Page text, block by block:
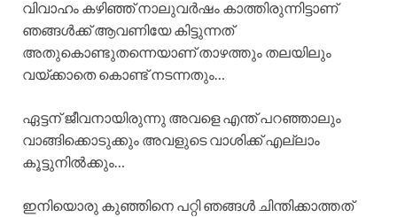
വിവാഹം കഴിഞ്ഞ് നാലുവർഷം കാത്തിരുന്നിട്ടാണ്
ഞങ്ങൾക്ക് ആവണിയേ കിട്ടുന്നത്
അതുകൊണ്ടുതന്നെയാണ് താഴത്തും തലയിലും
വയ്ക്കാതെ കൊണ്ട് നടന്നതും…
ഏട്ടന് ജീവനായിരുന്നു അവളെ എന്ത് പറഞ്ഞാലും
വാങ്ങിക്കൊടുക്കും അവളുടെ വാശിക്ക് എല്ലാം
കൂട്ടുനിൽക്കും…
ഇനിയൊരു കുഞ്ഞിനെ പറ്റി ഞങ്ങൾ ചിന്തിക്കാത്തത്